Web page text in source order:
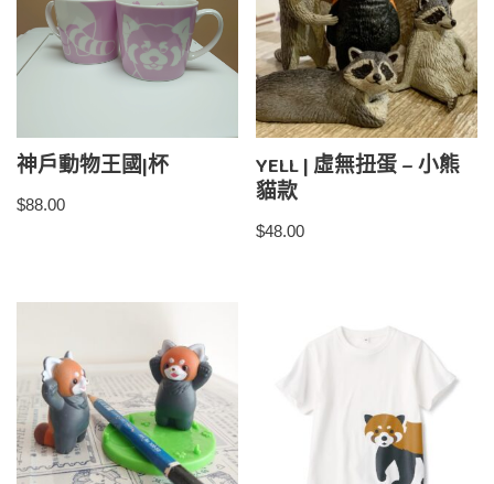
神戶動物王國|杯
$88.00
YELL | 虛無扭蛋 – 小熊
貓款
$48.00